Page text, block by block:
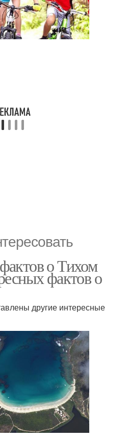
о Тихом
фактов о
другие интересные